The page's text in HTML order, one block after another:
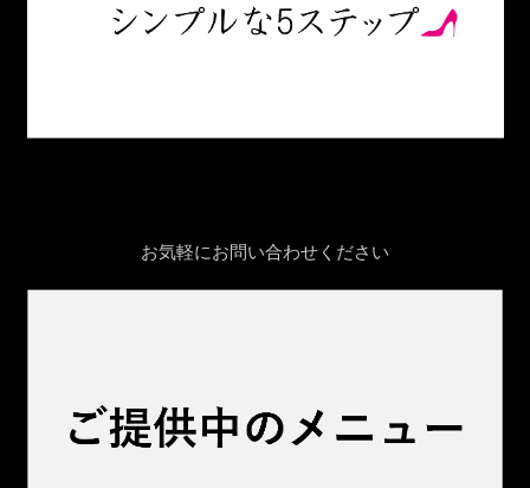
お気軽にお問い合わせください